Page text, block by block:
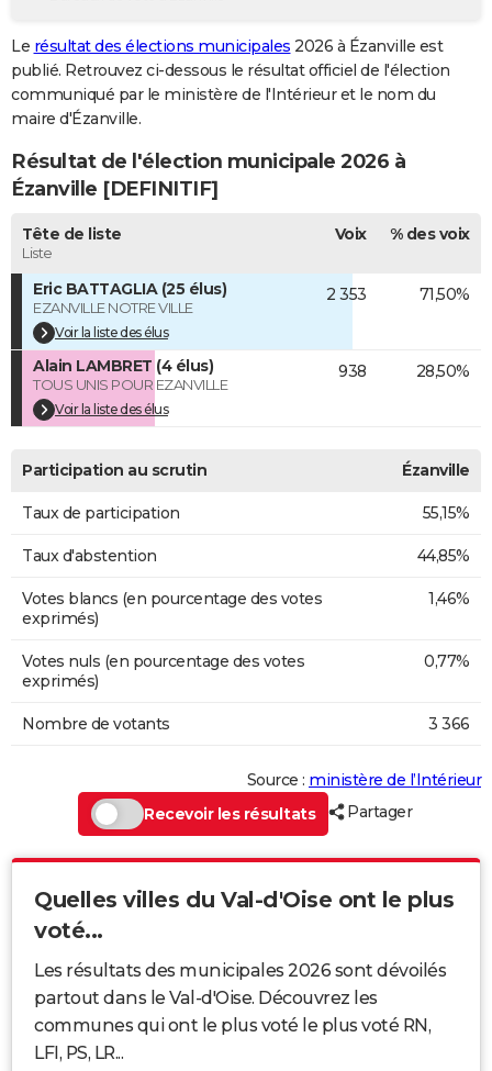
GUIDES D'ACHAT
BONS PLANS
CARTE DE VOEUX
Carte de Noël
Carte Bonne année
Carte Saint-Valentin
Carte Pâques
Carte d'anniversaire
DICTIONNAIRE
Dictionnaire
Biographies
Citations
Expressions
Proverbes
PROGRAMME TV
COPAINS D'AVANT
S'inscrire
Se connecter
Lycées
Collèges
Primaires
Universités
Entreprises
Service militaire
Avis de recherche
AVIS DE DÉCÈS
FORUM
Bricolage
Lifestyle
Culture
Sport
Auto
Television
Voyage
Cinema
Le résultat des élections municipales 2026 à Ézanville est
publié. Retrouvez ci-dessous le résultat officiel de l'élection
communiqué par le ministère de l'Intérieur et le nom du
maire d'Ézanville.
Résultat de l'élection municipale 2026 à
Ézanville [DEFINITIF]
Tête de liste
Liste
Voix % des voix
Eric BATTAGLIA (25 élus)
EZANVILLE NOTRE VILLE
Voir la liste des élus
2 353 71,50%
Alain LAMBRET (4 élus)
TOUS UNIS POUR EZANVILLE
Voir la liste des élus
938 28,50%
Participation au scrutin Ézanville
Taux de participation 55,15%
Taux d'abstention 44,85%
Votes blancs (en pourcentage des votes
exprimés)
1,46%
Votes nuls (en pourcentage des votes
exprimés)
0,77%
Nombre de votants 3 366
Source : ministère de l’Intérieur
Recevoir les résultats
Partager
Quelles villes du Val-d'Oise ont le plus
voté...
Les résultats des municipales 2026 sont dévoilés
partout dans le Val-d'Oise. Découvrez les
communes qui ont le plus voté le plus voté RN,
LFI, PS, LR...